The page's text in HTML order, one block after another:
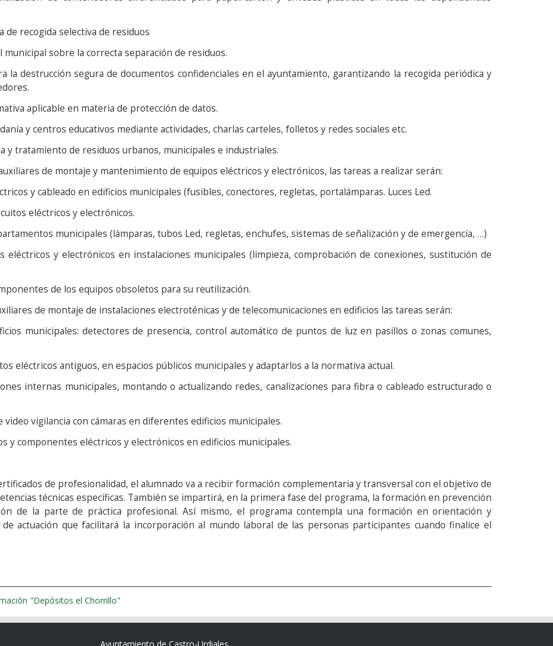
recogida selectiva de residuos
sobre la correcta separación de residuos.
destrucción segura de documentos confidenciales en el ayuntamiento, garantizando la recogida periódica y
aplicable en materia de protección de datos.
y centros educativos mediante actividades, charlas carteles, folletos y redes sociales etc.
y tratamiento de residuos urbanos, municipales e industriales.
de montaje y mantenimiento de equipos eléctricos y electrónicos, las tareas a realizar serán:
y cableado en edificios municipales (fusibles, conectores, regletas, portalámparas. Luces Led.
eléctricos y electrónicos.
municipales (lámparas, tubos Led, regletas, enchufes, sistemas de señalización y de emergencia, …)
y electrónicos en instalaciones municipales (limpieza, comprobación de conexiones, sustitución de
de los equipos obsoletos para su reutilización.
de montaje de instalaciones electroténicas y de telecomunicaciones en edificios las tareas serán:
municipales: detectores de presencia, control automático de puntos de luz en pasillos o zonas comunes,
eléctricos antiguos, en espacios públicos municipales y adaptarlos a la normativa actual.
internas municipales, montando o actualizando redes, canalizaciones para fibra o cableado estructurado o
vigilancia con cámaras en diferentes edificios municipales.
componentes eléctricos y electrónicos en edificios municipales.
de profesionalidad, el alumnado va a recibir formación complementaria y transversal con el objetivo de
técnicas específicas. También se impartirá, en la primera fase del programa, la formación en prevención
de la parte de práctica profesional. Así mismo, el programa contempla una formación en orientación y
actuación que facilitará la incorporación al mundo laboral de las personas participantes cuando finalice el
"Depósitos el Chorrillo"
Ayuntamiento de Castro-Urdiales